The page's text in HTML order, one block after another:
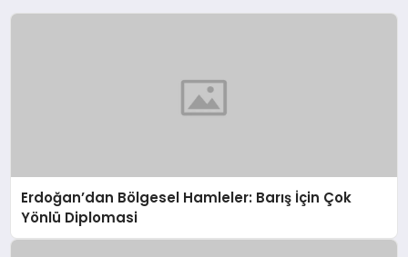
Erdoğan’dan Bölgesel Hamleler: Barış İçin Çok
Yönlü Diplomasi